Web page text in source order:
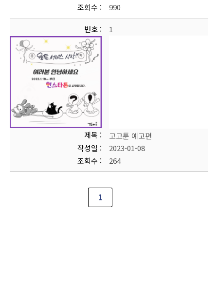
조회수
990
번호 1
제목
고고툰 예고편
작성일
2023-01-08
조회수
264
1